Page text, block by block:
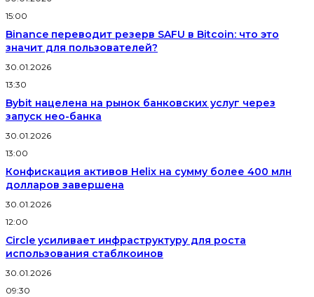
15:00
Binance переводит резерв SAFU в Bitcoin: что это
значит для пользователей?
30.01.2026
13:30
Bybit нацелена на рынок банковских услуг через
запуск нео-банка
30.01.2026
13:00
Конфискация активов Helix на сумму более 400 млн
долларов завершена
30.01.2026
12:00
Circle усиливает инфраструктуру для роста
использования стаблкоинов
30.01.2026
09:30